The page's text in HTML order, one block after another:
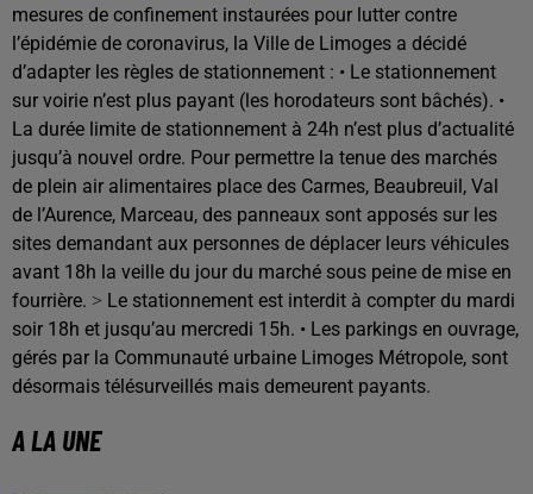
mesures de confinement instaurées pour lutter contre
l’épidémie de coronavirus, la Ville de Limoges a décidé
d’adapter les règles de stationnement : • Le stationnement
sur voirie n’est plus payant (les horodateurs sont bâchés). •
La durée limite de stationnement à 24h n’est plus d’actualité
jusqu’à nouvel ordre. Pour permettre la tenue des marchés
de plein air alimentaires place des Carmes, Beaubreuil, Val
de l’Aurence, Marceau, des panneaux sont apposés sur les
sites demandant aux personnes de déplacer leurs véhicules
avant 18h la veille du jour du marché sous peine de mise en
fourrière. ˃ Le stationnement est interdit à compter du mardi
soir 18h et jusqu’au mercredi 15h. • Les parkings en ouvrage,
gérés par la Communauté urbaine Limoges Métropole, sont
désormais télésurveillés mais demeurent payants.
A LA UNE